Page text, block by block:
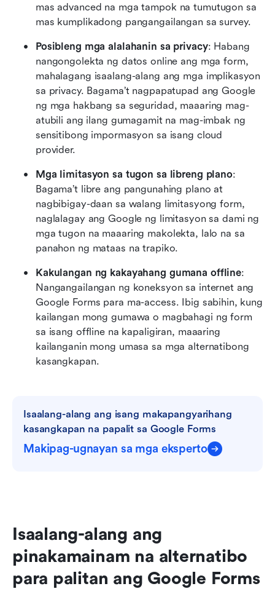
mas advanced na mga tampok na tumutugon sa
mas kumplikadong pangangailangan sa survey.
Posibleng mga alalahanin sa privacy: Habang
nangongolekta ng datos online ang mga form,
mahalagang isaalang-alang ang mga implikasyon
sa privacy. Bagama’t nagpapatupad ang Google
ng mga hakbang sa seguridad, maaaring mag-
atubili ang ilang gumagamit na mag-imbak ng
sensitibong impormasyon sa isang cloud
provider.
Mga limitasyon sa tugon sa libreng plano:
Bagama’t libre ang pangunahing plano at
nagbibigay-daan sa walang limitasyong form,
naglalagay ang Google ng limitasyon sa dami ng
mga tugon na maaaring makolekta, lalo na sa
panahon ng mataas na trapiko.
Kakulangan ng kakayahang gumana offline:
Nangangailangan ng koneksyon sa internet ang
Google Forms para ma-access. Ibig sabihin, kung
kailangan mong gumawa o magbahagi ng form
sa isang offline na kapaligiran, maaaring
kailanganin mong umasa sa mga alternatibong
kasangkapan.
Isaalang-alang ang isang makapangyarihang
kasangkapan na papalit sa Google Forms
Makipag-ugnayan sa mga eksperto
Isaalang-alang ang
pinakamainam na alternatibo
para palitan ang Google Forms